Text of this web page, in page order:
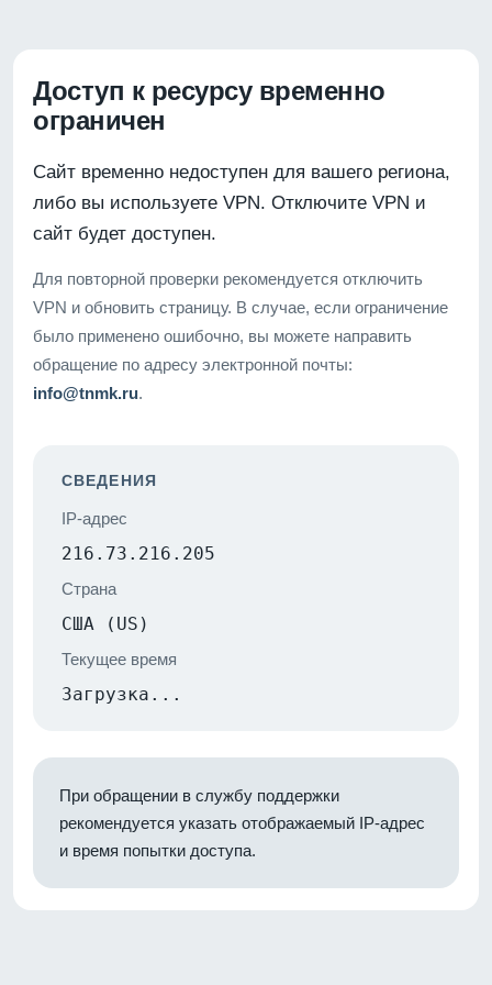
Доступ к ресурсу временно
ограничен
Сайт временно недоступен для вашего региона,
либо вы используете VPN. Отключите VPN и
сайт будет доступен.
Для повторной проверки рекомендуется отключить
VPN и обновить страницу. В случае, если ограничение
было применено ошибочно, вы можете направить
обращение по адресу электронной почты:
info@tnmk.ru.
СВЕДЕНИЯ
IP-адрес
216.73.216.205
Страна
США (US)
Текущее время
Загрузка...
При обращении в службу поддержки
рекомендуется указать отображаемый IP-адрес
и время попытки доступа.